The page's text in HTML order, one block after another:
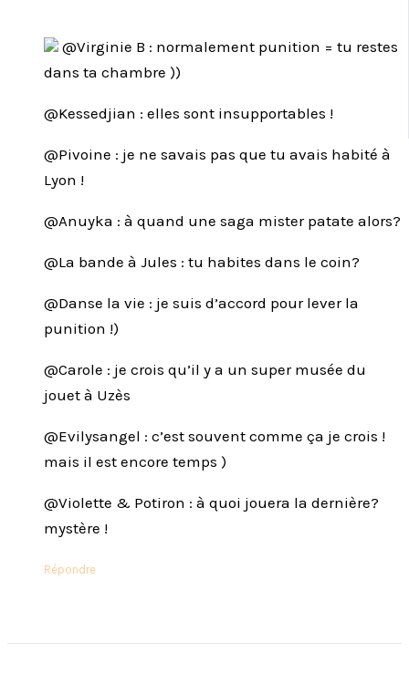
@Virginie B : normalement punition = tu restes
dans ta chambre ))
@Kessedjian : elles sont insupportables !
@Pivoine : je ne savais pas que tu avais habité à
Lyon !
@Anuyka : à quand une saga mister patate alors?
@La bande à Jules : tu habites dans le coin?
@Danse la vie : je suis d’accord pour lever la
punition !)
@Carole : je crois qu’il y a un super musée du
jouet à Uzès
@Evilysangel : c’est souvent comme ça je crois !
mais il est encore temps )
@Violette & Potiron : à quoi jouera la dernière?
mystère !
Répondre